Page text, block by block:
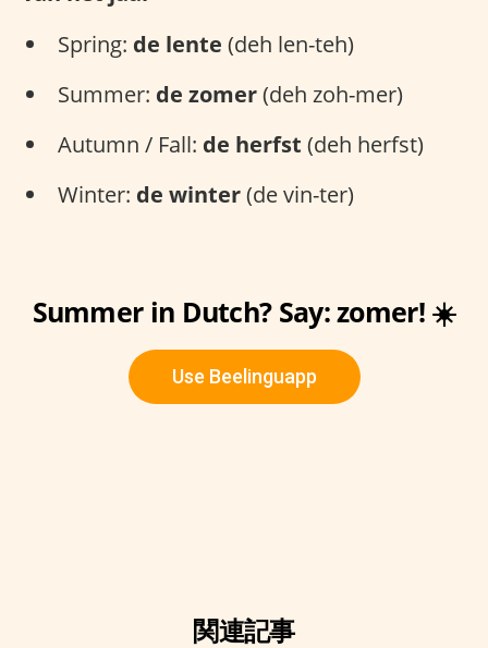
Spring: de lente (deh len-teh)
Summer: de zomer(deh zoh-mer)
Autumn / Fall: de herfst (deh herfst)
Winter: de winter(de vin-ter)
Summer in Dutch? Say: zomer! ☀️
Use Beelinguapp
関連記事